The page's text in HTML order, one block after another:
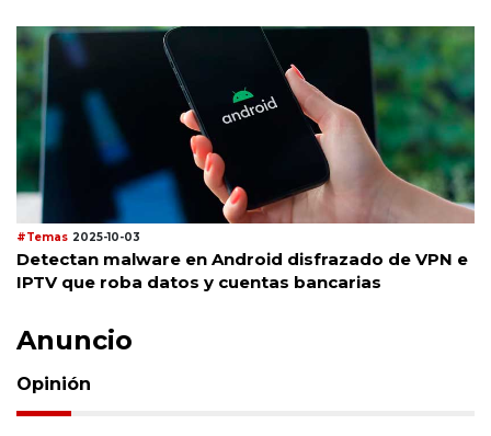
#Temas 2025-10-03
Detectan malware en Android disfrazado de VPN e
IPTV que roba datos y cuentas bancarias
Anuncio
Opinión